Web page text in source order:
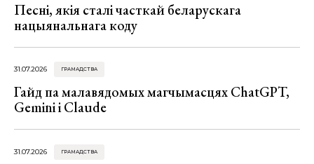
Песні, якія сталі часткай беларускага
нацыянальнага коду
31.07.2026 ГРАМАДСТВА
Гайд па малавядомых магчымасцях ChatGPT,
Gemini і Claude
31.07.2026 ГРАМАДСТВА